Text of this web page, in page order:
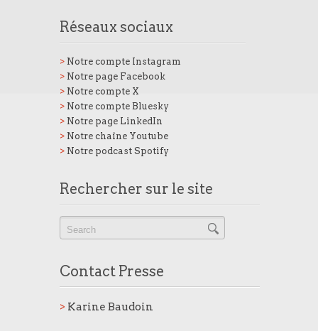
Réseaux sociaux
> Notre compte Instagram
> Notre page Facebook
> Notre compte X
> Notre compte Bluesky
> Notre page LinkedIn
> Notre chaîne Youtube
> Notre podcast Spotify
Rechercher sur le site
Contact Presse
> Karine Baudoin